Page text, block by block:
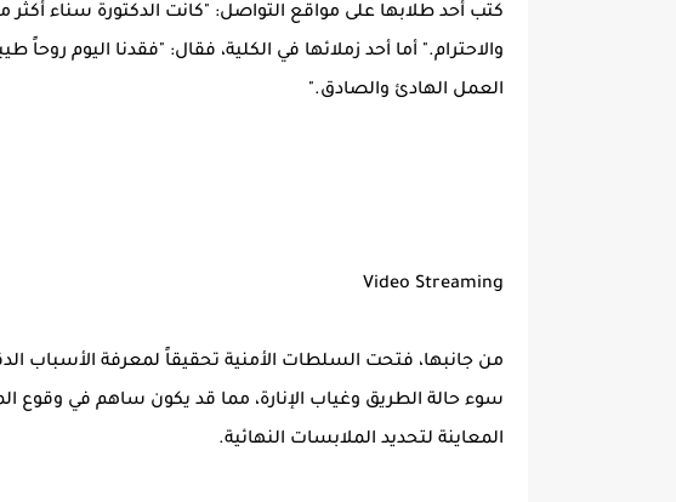
كتب أحد طلابها على مواقع التواصل: "كانت الدكتورة سناء أكثر
والاحترام." أما أحد زملائها في الكلية، فقال: "فقدنا اليوم روحاً
العمل الهادئ والصادق."
Video Streaming
من جانبها، فتحت السلطات الأمنية تحقيقاً لمعرفة الأسباب
سوء حالة الطريق وغياب الإنارة، مما قد يكون ساهم في وقوع
المعاينة لتحديد الملابسات النهائية.